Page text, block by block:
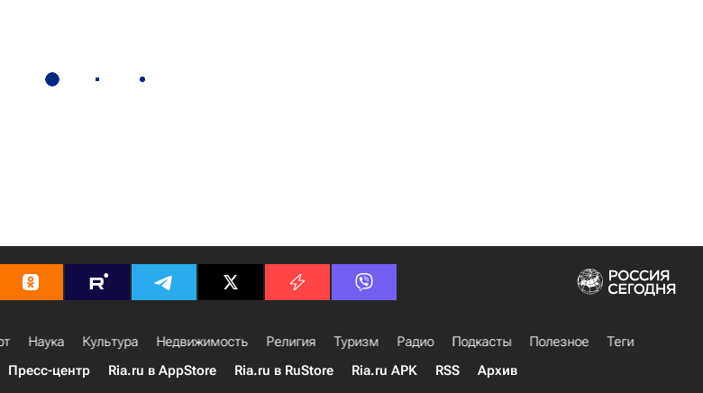
Наука Культура Недвижимость Религия Туризм Радио Подкасты Полезное
Теги
Пресс-центр Ria.ru в AppStore Ria.ru в RuStore Ria.ru APK RSS Архив